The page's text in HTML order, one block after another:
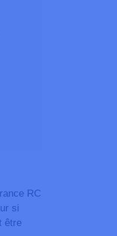
RC
si
être